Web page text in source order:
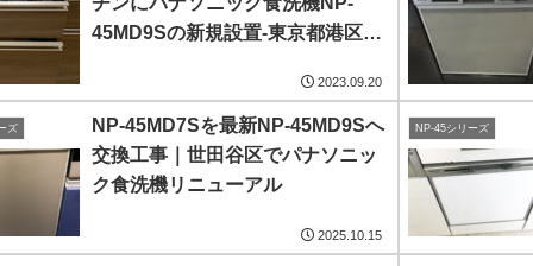
45MD9Sの新規設置-東京都港区白
2023.09.20
ズ
NP-45MD7Sを最新NP-45MD9Sへ
交換工事｜世田谷区でパナソニッ
ク食洗機リニューアル
2025.10.15
NP-45シリーズ